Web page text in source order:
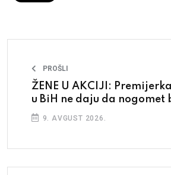
PROŠLI
ŽENE U AKCIJI:
u BiH ne daju da nogomet
9. AVGUST 2026.